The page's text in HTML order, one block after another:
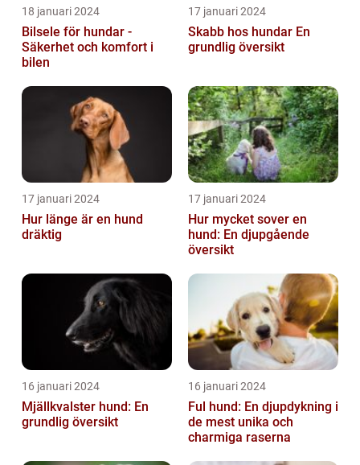
18 januari 2024
Bilsele för hundar -
Säkerhet och komfort i
bilen
17 januari 2024
Skabb hos hundar En
grundlig översikt
17 januari 2024
Hur länge är en hund
dräktig
17 januari 2024
Hur mycket sover en
hund: En djupgående
översikt
16 januari 2024
Mjällkvalster hund: En
grundlig översikt
16 januari 2024
Ful hund: En djupdykning i
de mest unika och
charmiga raserna